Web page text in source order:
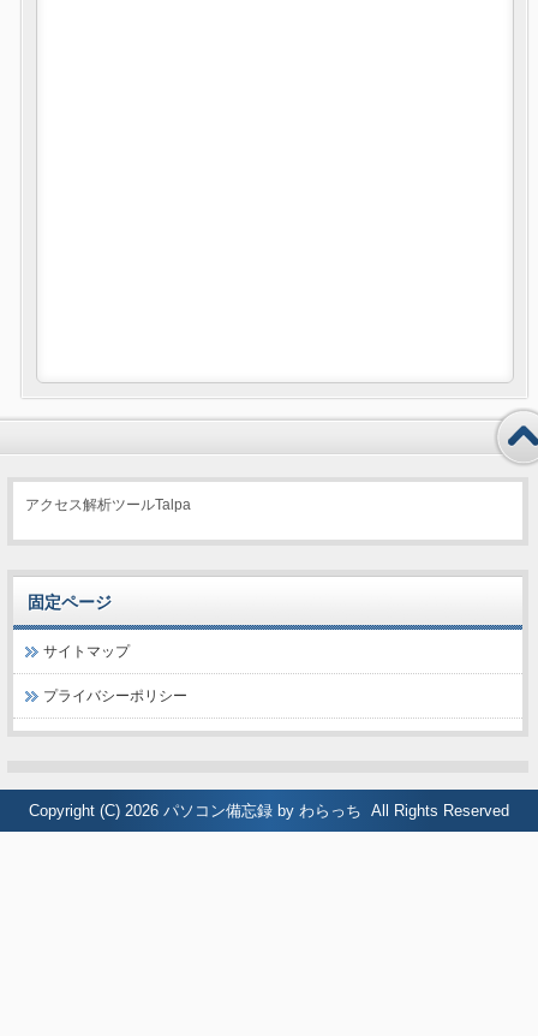
アクセス解析ツールTalpa
固定ページ
サイトマップ
プライバシーポリシー
Copyright (C) 2026 パソコン備忘録 by わらっち All Rights Reserved